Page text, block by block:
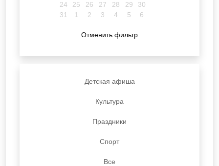
24
25 26 27 28 29
30
31
1 2 3 4 5 6
Отменить фильтр
Детская афиша
Культура
Праздники
Спорт
Все